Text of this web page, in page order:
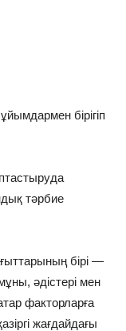
бірігіп
тәрбие
бірі —
әдістері мен
факторларға
жағдайдағы